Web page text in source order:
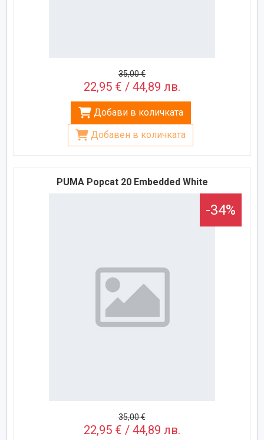
35,00 €
22,95 € / 44,89 лв.
Добави в количката
Добавен в количката
PUMA Popcat 20 Embedded White
-34%
35,00 €
22,95 € / 44,89 лв.